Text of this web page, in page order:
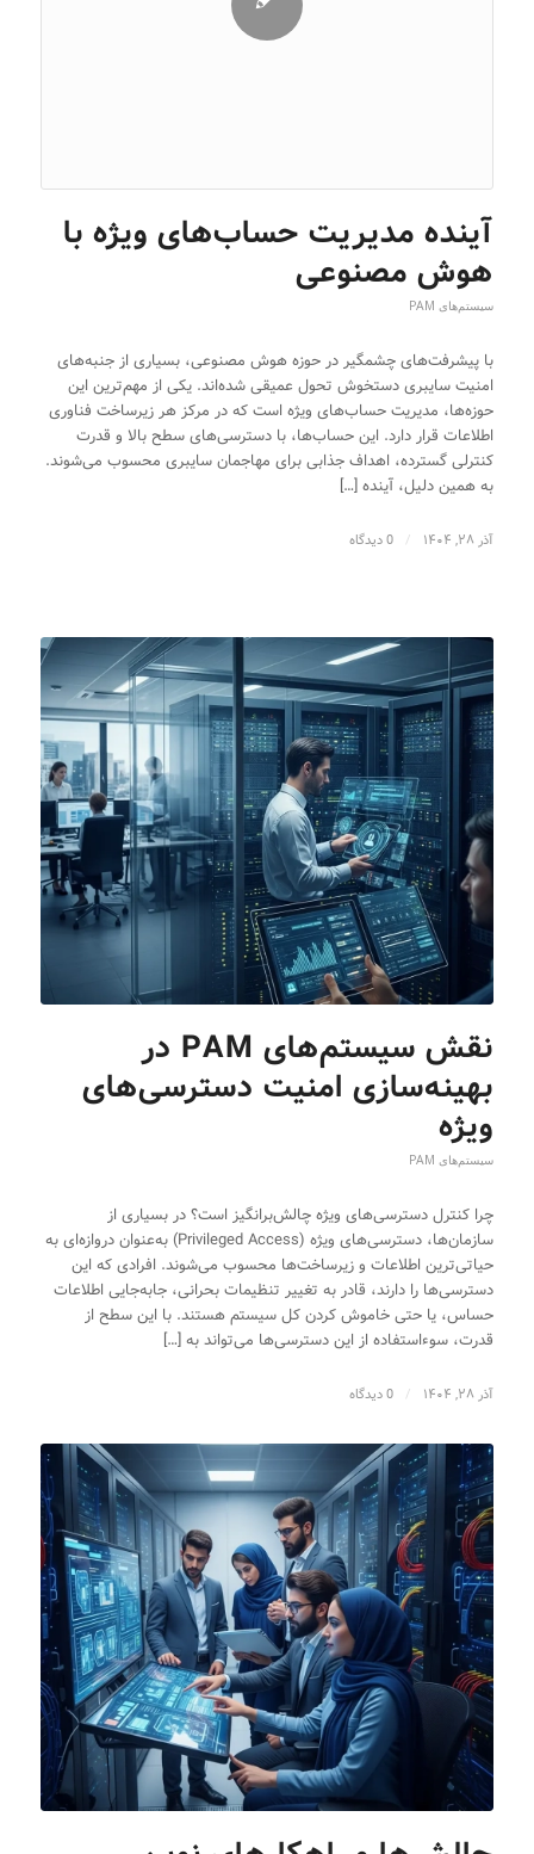
آینده مدیریت حساب‌های ویژه با
هوش مصنوعی
سیستم‌های PAM
با پیشرفت‌های چشمگیر در حوزه هوش مصنوعی، بسیاری از جنبه‌های
امنیت سایبری دستخوش تحول عمیقی شده‌اند. یکی از مهم‌ترین این
حوزه‌ها، مدیریت حساب‌های ویژه است که در مرکز هر زیرساخت فناوری
اطلاعات قرار دارد. این حساب‌ها، با دسترسی‌های سطح بالا و قدرت
کنترلی گسترده، اهداف جذابی برای مهاجمان سایبری محسوب می‌شوند.
به همین دلیل، آینده […]
آذر ۲۸, ۱۴۰۴ / 0 دیدگاه
نقش سیستم‌های PAM در
بهینه‌سازی امنیت دسترسی‌های
ویژه
سیستم‌های PAM
چرا کنترل دسترسی‌های ویژه چالش‌برانگیز است؟ در بسیاری از
سازمان‌ها، دسترسی‌های ویژه (Privileged Access) به‌عنوان دروازه‌ای به
حیاتی‌ترین اطلاعات و زیرساخت‌ها محسوب می‌شوند. افرادی که این
دسترسی‌ها را دارند، قادر به تغییر تنظیمات بحرانی، جابه‌جایی اطلاعات
حساس، یا حتی خاموش کردن کل سیستم هستند. با این سطح از
قدرت، سوءاستفاده از این دسترسی‌ها می‌تواند به […]
آذر ۲۸, ۱۴۰۴ / 0 دیدگاه